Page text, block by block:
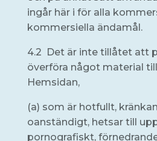
ingår här i för alla
kommersiella ändamål.
4.2 Det är inte tillåtet att
överföra något material
Hemsidan,
(a) som är hotfullt,
oanständigt, hetsar till
pornografiskt,